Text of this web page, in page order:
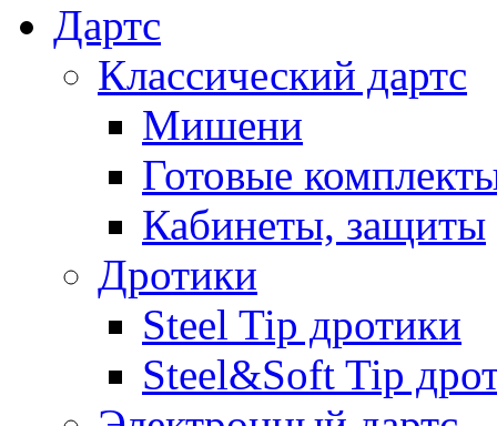
Дартс
Классический дартс
Мишени
Готовые
Кабинеты, защиты
Дротики
Steel Tip дротики
Steel&Soft Tip